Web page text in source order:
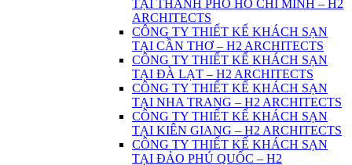
TẠI THÀNH PHỐ HỒ CHÍ MINH – H2
ARCHITECTS
CÔNG TY THIẾT KẾ KHÁCH SẠN
TẠI CẦN THƠ – H2 ARCHITECTS
CÔNG TY THIẾT KẾ KHÁCH SẠN
TẠI ĐÀ LẠT – H2 ARCHITECTS
CÔNG TY THIẾT KẾ KHÁCH SẠN
TẠI NHA TRANG – H2 ARCHITECTS
CÔNG TY THIẾT KẾ KHÁCH SẠN
TẠI KIÊN GIANG – H2 ARCHITECTS
CÔNG TY THIẾT KẾ KHÁCH SẠN
TẠI ĐẢO PHÚ QUỐC – H2